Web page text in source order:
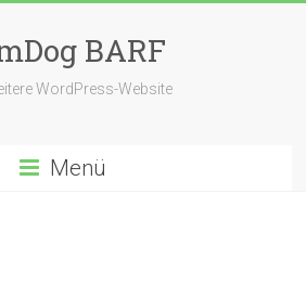
BARF
WordPress-Website
Menü